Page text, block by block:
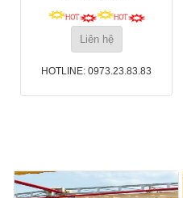
Liên hệ
HOTLINE: 0973.23.83.83